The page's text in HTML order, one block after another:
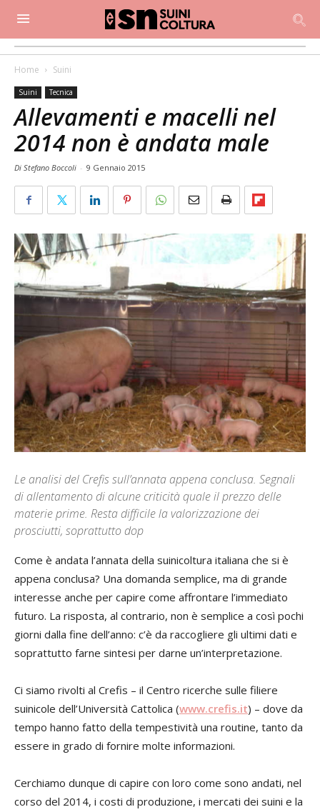
Home Suini
Suini Tecnica
Allevamenti e macelli nel
2014 non è andata male
Di Stefano Boccoli - 9 Gennaio 2015
Le analisi del Crefis sull’annata appena conclusa. Segnali
di allentamento di alcune criticità quale il prezzo delle
materie prime. Resta difficile la valorizzazione dei
prosciutti, soprattutto dop
Come è andata l’annata della suinicoltura italiana che si è
appena conclusa? Una domanda semplice, ma di grande
interesse anche per capire come affrontare l’immediato
futuro. La risposta, al contrario, non è semplice a così pochi
giorni dalla fine dell’anno: c’è da raccogliere gli ultimi dati e
soprattutto farne sintesi per darne un’interpretazione.
Ci siamo rivolti al Crefis – il Centro ricerche sulle filiere
suinicole dell’Università Cattolica (www.crefis.it) – dove da
tempo hanno fatto della tempestività una routine, tanto da
essere in grado di fornire molte informazioni.
Cerchiamo dunque di capire con loro come sono andati, nel
corso del 2014, i costi di produzione, i mercati dei suini e la